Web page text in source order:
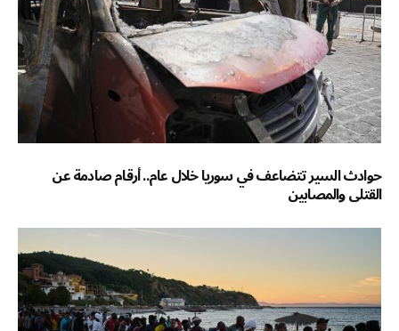
حوادث السير تتضاعف في سوريا خلال عام.. أرقام صادمة عن
القتلى والمصابين